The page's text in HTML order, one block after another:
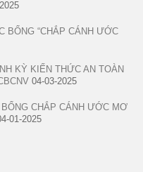
BỔNG “CHẮP CÁNH ƯỚC
KỲ KIẾN THỨC AN TOÀN
04-03-2025
CHẮP CÁNH ƯỚC MƠ
01-2025